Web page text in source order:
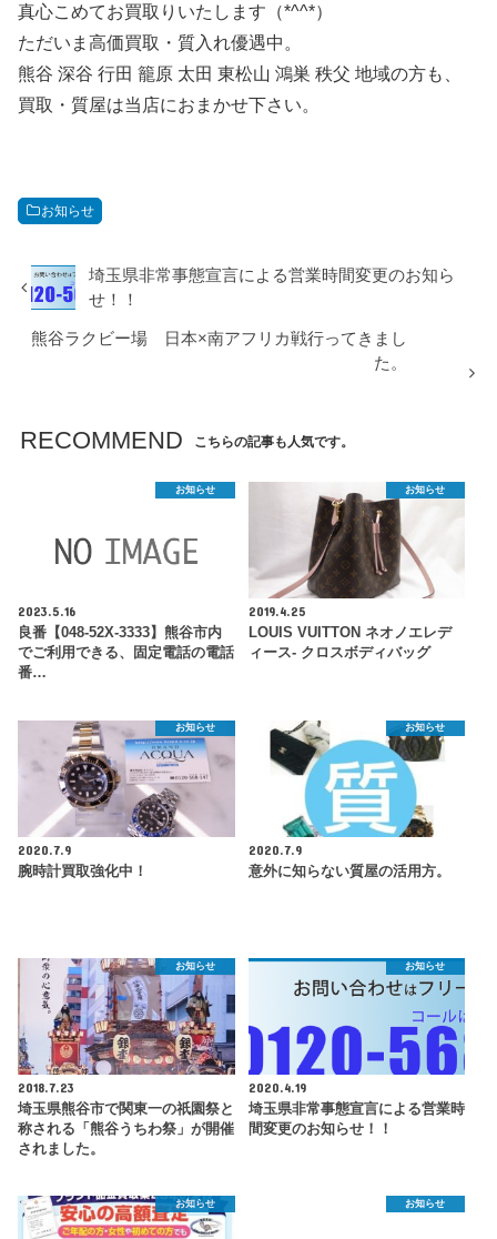
真心こめてお買取りいたします（*^^*）
ただいま高価買取・質入れ優遇中。
熊谷 深谷 行田 籠原 太田 東松山 鴻巣 秩父 地域の方も、
買取・質屋は当店におまかせ下さい。
お知らせ
埼玉県非常事態宣言による営業時間変更のお知ら
せ！！
熊谷ラクビー場 日本×南アフリカ戦行ってきまし
た。
RECOMMEND こちらの記事も人気です。
お知らせ
2023.5.16
良番【048-52X-3333】熊谷市内
でご利用できる、固定電話の電話
番…
お知らせ
2019.4.25
LOUIS VUITTON ネオノエレデ
ィース- クロスボディバッグ
お知らせ
2020.7.9
腕時計買取強化中！
お知らせ
2020.7.9
意外に知らない質屋の活用方。
お知らせ
2018.7.23
埼玉県熊谷市で関東一の祇園祭と
称される「熊谷うちわ祭」が開催
されました。
お知らせ
2020.4.19
埼玉県非常事態宣言による営業時
間変更のお知らせ！！
お知らせ お知らせ